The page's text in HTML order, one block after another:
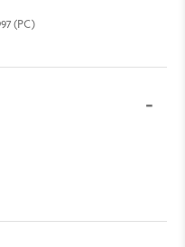
(PC)
-